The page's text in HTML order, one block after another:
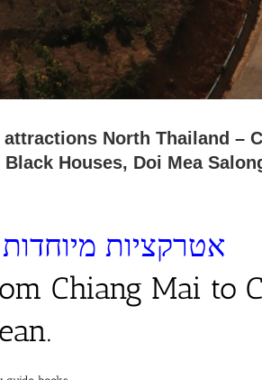
Houses, Doi Mea
אטרקציות
Chiang Mai to